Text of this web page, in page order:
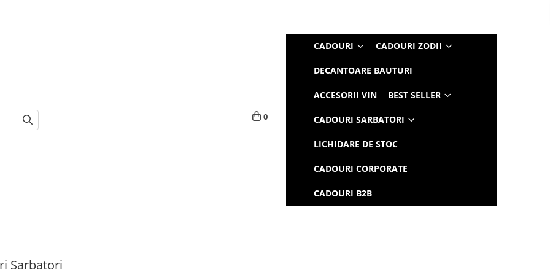
0
CADOURI CADOURI ZODII
DECANTOARE BAUTURI
ACCESORII VIN BEST SELLER
CADOURI SARBATORI
LICHIDARE DE STOC
CADOURI CORPORATE
CADOURI B2B
Sarbatori